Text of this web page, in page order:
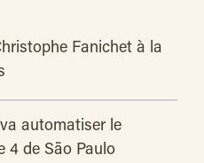
Fanichet à la
automatiser le
4 de São Paulo